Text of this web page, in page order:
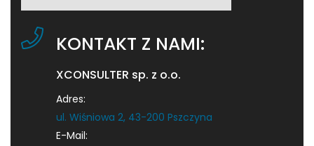
KONTAKT Z NAMI:
XCONSULTER sp. z o.o.
Adres:
ul. Wiśniowa 2, 43-200 Pszczyna
E-Mail: